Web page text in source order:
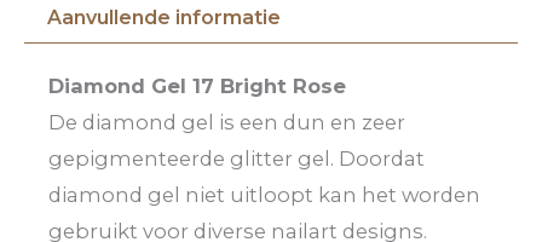
Aanvullende informatie
Diamond Gel 17 Bright Rose
De diamond gel is een dun en zeer
gepigmenteerde glitter gel. Doordat
diamond gel niet uitloopt kan het worden
gebruikt voor diverse nailart designs.